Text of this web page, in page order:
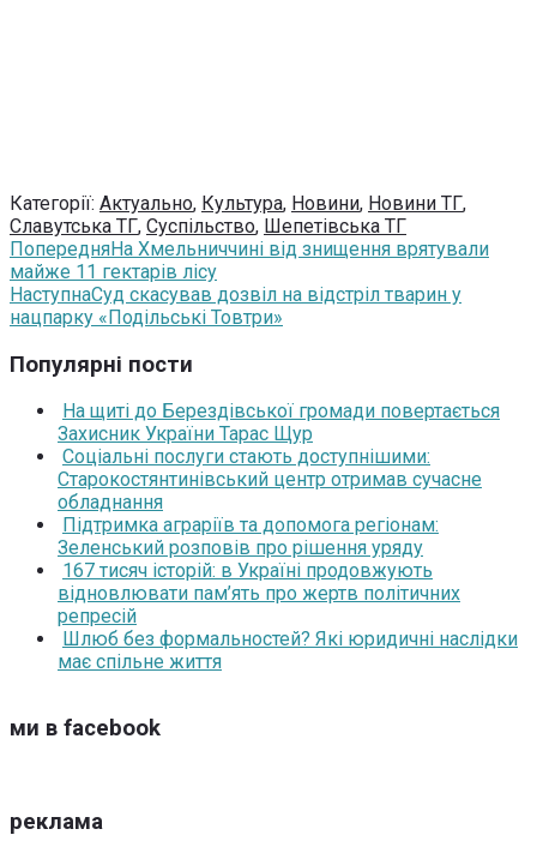
Категорії: Актуально, Культура, Новини, Новини ТГ,
Славутська ТГ, Суспільство, Шепетівська ТГ
ПопередняНа Хмельниччині від знищення врятували
майже 11 гектарів лісу
НаступнаСуд скасував дозвіл на відстріл тварин у
нацпарку «Подільські Товтри»
Популярні пости
На щиті до Берездівської громади повертається
Захисник України Тарас Щур
Соціальні послуги стають доступнішими:
Старокостянтинівський центр отримав сучасне
обладнання
Підтримка аграріїв та допомога регіонам:
Зеленський розповів про рішення уряду
167 тисяч історій: в Україні продовжують
відновлювати пам’ять про жертв політичних
репресій
Шлюб без формальностей? Які юридичні наслідки
має спільне життя
ми в facebook
реклама